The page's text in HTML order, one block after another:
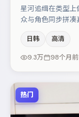
星河追缉在类型
众与角色同步拼凑
对手戏构成全片
层层揭开。节奏
日韩 高清
9.3万 98个月前
热门